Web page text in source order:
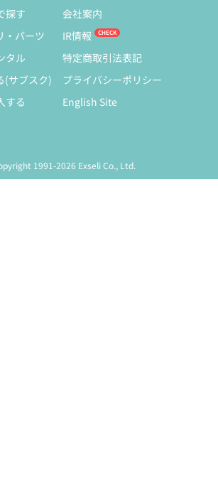
探す
・パーツ
タル
(サブスク)
する
会社案内
IR情報
特定商取引法表記
プライバシーポリシー
English Site
1991-2026 Exseli Co., Ltd.